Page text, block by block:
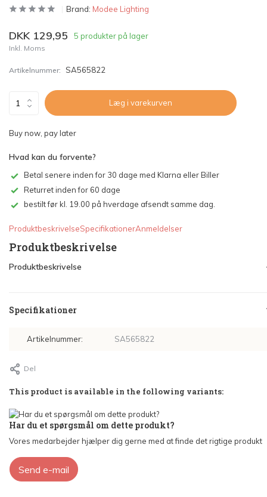
Brand: Modee Lighting
DKK 129,95 5 produkter på lager
Inkl. Moms
Artikelnummer: SA565822
Læg i varekurven
Buy now, pay later
Hvad kan du forvente?
Betal senere inden for 30 dage med Klarna eller Biller
Returret inden for 60 dage
bestilt før kl. 19.00 på hverdage afsendt samme dag.
ProduktbeskrivelseSpecifikationerAnmeldelser
Produktbeskrivelse
Produktbeskrivelse
Specifikationer
Artikelnummer: SA565822
Del
This product is available in the following variants:
Har du et spørgsmål om dette produkt?
Vores medarbejder hjælper dig gerne med at finde det rigtige produkt
Send e-mail